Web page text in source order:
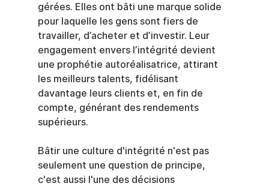
gérées. Elles ont bâti une marque solide
pour laquelle les gens sont fiers de
travailler, d’acheter et d’investir. Leur
engagement envers l’intégrité devient
une prophétie autoréalisatrice, attirant
les meilleurs talents, fidélisant
davantage leurs clients et, en fin de
compte, générant des rendements
supérieurs.
Bâtir une culture d'intégrité n'est pas
seulement une question de principe,
c'est aussi l'une des décisions